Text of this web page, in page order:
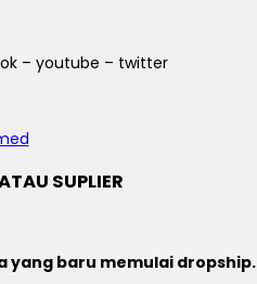
– youtube – twitter
SUPLIER
yang baru memulai dropship.